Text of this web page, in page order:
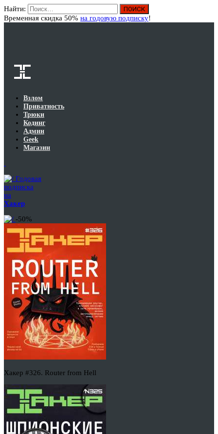
Найти:
Временная скидка 50% на годовую подписку!
Взлом
Приватность
Трюки
Кодинг
Админ
Geek
Магазин
Годовая
подписка
на
Хакер
-50%
Хакер #326. Router from Hell